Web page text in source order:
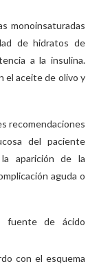
monoinsaturadas
de hidratos de
a la insulina.
el aceite de olivo y
recomendaciones
del paciente
aparición de la
aguda o
fuente de ácido
con el esquema